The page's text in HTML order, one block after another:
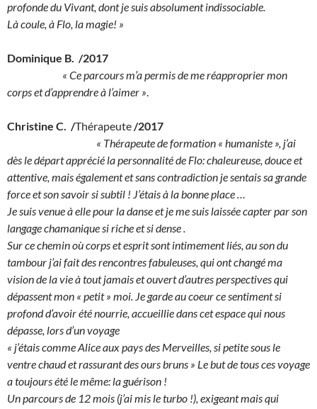
profonde du Vivant, dont je suis absolument indissociable.
Là coule, à Flo, la magie! »
Dominique B. /2017
« Ce parcours m’a permis de me réapproprier mon
corps et d’apprendre à l’aimer ».
Christine C. /Thérapeute/2017
« Thérapeute de formation « humaniste », j’ai
dès le départ apprécié la personnalité de Flo: chaleureuse, douce et
attentive, mais également et sans contradiction je sentais sa grande
force et son savoir si subtil ! J’étais à la bonne place …
Je suis venue à elle pour la danse et je me suis laissée capter par son
langage chamanique si riche et si dense .
Sur ce chemin où corps et esprit sont intimement liés, au son du
tambour j’ai fait des rencontres fabuleuses, qui ont changé ma
vision de la vie à tout jamais et ouvert d’autres perspectives qui
dépassent mon « petit » moi. Je garde au coeur ce sentiment si
profond d’avoir été nourrie, accueillie dans cet espace qui nous
dépasse, lors d’un voyage
« j’étais comme Alice aux pays des Merveilles, si petite sous le
ventre chaud et rassurant des ours bruns » Le but de tous ces voyage
a toujours été le même: la guérison !
Un parcours de 12 mois (j’ai mis le turbo !), exigeant mais qui